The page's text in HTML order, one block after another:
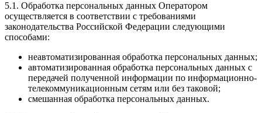
5.1. Обработка персональных данных Оператором
осуществляется в соответствии с требованиями
законодательства Российской Федерации следующими
способами:
неавтоматизированная обработка персональных данных;
автоматизированная обработка персональных данных с
передачей полученной информации по информационно-
телекоммуникационным сетям или без таковой;
смешанная обработка персональных данных.